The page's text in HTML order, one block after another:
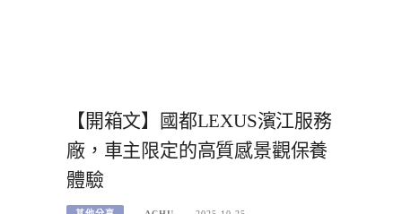
【開箱文】國都LEXUS濱江服務
廠，車主限定的高質感景觀保養
體驗